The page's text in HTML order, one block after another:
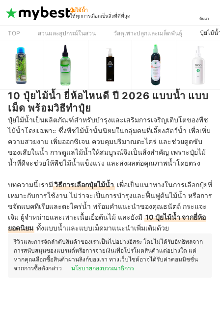
ปุ๋ยไม้น้ำ
ให้ทุกการเลือกเป็นสิ่งที่ดีที่สุด
ค้นหา
TOP สวนและอุปกรณ์ในสวน วัสดุเพาะปลูกและเมล็ดพันธุ์ ปุ๋ยไม้น้
10 ปุ๋ยไม้น้ำ ยี่ห้อไหนดี ปี 2026 แบบน้ำ แบบ
เม็ด พร้อมวิธีทำปุ๋ย
ปุ๋ยไม้น้ำเป็นผลิตภัณฑ์สำหรับบำรุงและเสริมการเจริญเติบโตของพืช
ไม้น้ำโดยเฉพาะ ซึ่งพืชไม้น้ำนั้นนิยมในกลุ่มคนที่เลี้ยงสัตว์น้ำ เพื่อเพิ่ม
ความสวยงาม เพิ่มออกซิเจน ควบคุมปริมาณตะไคร่ และช่วยดูดซับ
ของเสียในน้ำ การดูแลไม้น้ำให้สมบูรณ์จึงเป็นสิ่งสำคัญ เพราะปุ๋ยไม้
น้ำที่ดีจะช่วยให้พืชไม้น้ำแข็งแรง และส่งผลต่อคุณภาพน้ำโดยตรง
บทความนี้เรามีวิธีการเลือกปุ๋ยไม้น้ำ เพื่อเป็นแนวทางในการเลือกปุ๋ยที่
เหมาะกับการใช้งาน ไม่ว่าจะเป็นการบำรุงและฟื้นฟูต้นไม้น้ำ หรือการ
ขจัดแบคทีเรียและตะไคร่น้ำ พร้อมคำแนะนำของคุณธนัตถ์ กระแจะ
เจิม ผู้จำหน่ายและเพาะเนื้อเยื่อต้นไม้ และยังมี 10 ปุ๋ยไม้น้ำ จากยี่ห้อ
ยอดนิยม ทั้งแบบน้ำและแบบเม็ดมาแนะนำเพิ่มเติมด้วย
รีวิวและการจัดลำดับสินค้าของเราเป็นไปอย่างอิสระ โดยไม่ได้รับอิทธิพลจาก
การสนับสนุนของแบรนด์หรือการจ่ายเงินเพื่อโปรโมตสินค้าแต่อย่างใด แต่
หากคุณเลือกซื้อสินค้าผ่านลิงก์ของเรา ทางเว็บไซต์อาจได้รับค่าคอมมิชชั่น
จากการซื้อดังกล่าว
นโยบายกองบรรณาธิการ